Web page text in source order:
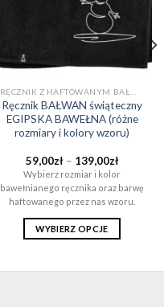
Ręcznik BAŁWAN świąteczny
EGIPSKA BAWEŁNA (różne
rozmiary i kolory wzoru)
59,00zł – 139,00złZakres
cen:
od
59,00zł
do
Wybierz rozmiar i kolor
bawełnianego ręcznika oraz barwę
haftowanego przez nas wzoru.
WYBIERZ OPCJE